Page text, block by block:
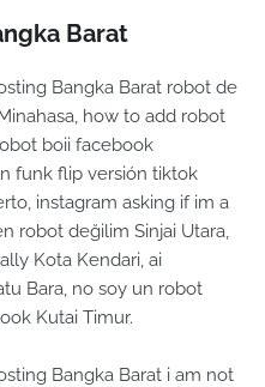
Barat
Bangka Barat robot de
how to add robot
boii facebook
funk flip versión tiktok
instagram asking if im a
robot değilim Sinjai Utara,
Kota Kendari, ai
Bara, no soy un robot
Kutai Timur.
Bangka Barat i am not